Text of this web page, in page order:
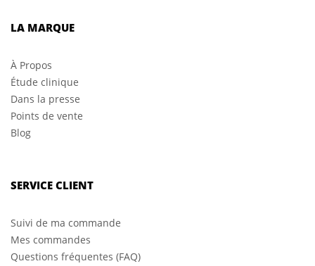
LA MARQUE
À Propos
Étude clinique
Dans la presse
Points de vente
Blog
SERVICE CLIENT
Suivi de ma commande
Mes commandes
Questions fréquentes (FAQ)